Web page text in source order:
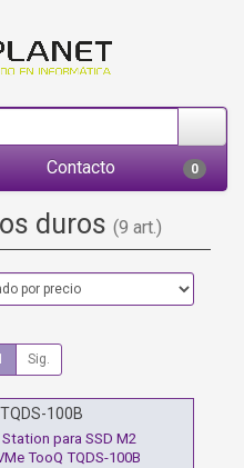
Contacto 0
duros (9 art.)
Sig.
100B
para SSD M2
TooQ TQDS-100B